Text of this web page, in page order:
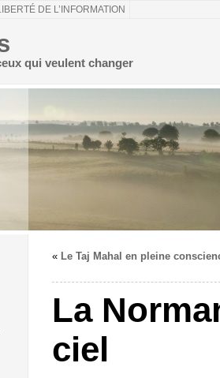
DE L’INFORMATION
qui veulent changer
« Le Taj Mahal en pleine
La
ciel